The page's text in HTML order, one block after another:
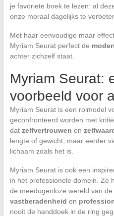
je favoriete boek te lezen: al
onze moraal dagelijks te
Met haar eenvoudige maar
Myriam Seurat perfect de
achter zichzelf staat.
Myriam Seurat:
voorbeeld voor
Myriam Seurat is een rolmodel
geconfronteerd worden met
dat zelfvertrouwen en
lengte of gewicht, maar eerder
lichaam zoals het is.
Myriam Seurat is ook een
in het professionele domein. Ze
de meedogenloze wereld van
vastberadenheid en
nooit de handdoek in de ring